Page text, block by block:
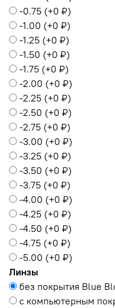
-0.75 (+0 ₽)
-1.00 (+0 ₽)
-1.25 (+0 ₽)
-1.50 (+0 ₽)
-1.75 (+0 ₽)
-2.00 (+0 ₽)
-2.25 (+0 ₽)
-2.50 (+0 ₽)
-2.75 (+0 ₽)
-3.00 (+0 ₽)
-3.25 (+0 ₽)
-3.50 (+0 ₽)
-3.75 (+0 ₽)
-4.00 (+0 ₽)
-4.25 (+0 ₽)
-4.50 (+0 ₽)
-4.75 (+0 ₽)
-5.00 (+0 ₽)
Линзы
без покрытия Blue
с компьютерным